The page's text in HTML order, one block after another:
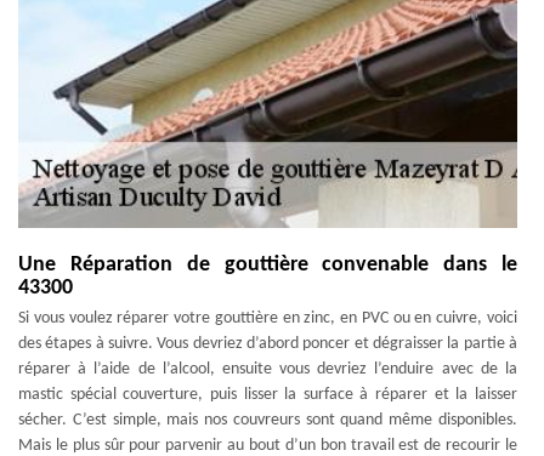
Une Réparation de gouttière convenable dans le
43300
Si vous voulez réparer votre gouttière en zinc, en PVC ou en cuivre, voici
des étapes à suivre. Vous devriez d’abord poncer et dégraisser la partie à
réparer à l’aide de l’alcool, ensuite vous devriez l’enduire avec de la
mastic spécial couverture, puis lisser la surface à réparer et la laisser
sécher. C’est simple, mais nos couvreurs sont quand même disponibles.
Mais le plus sûr pour parvenir au bout d’un bon travail est de recourir le